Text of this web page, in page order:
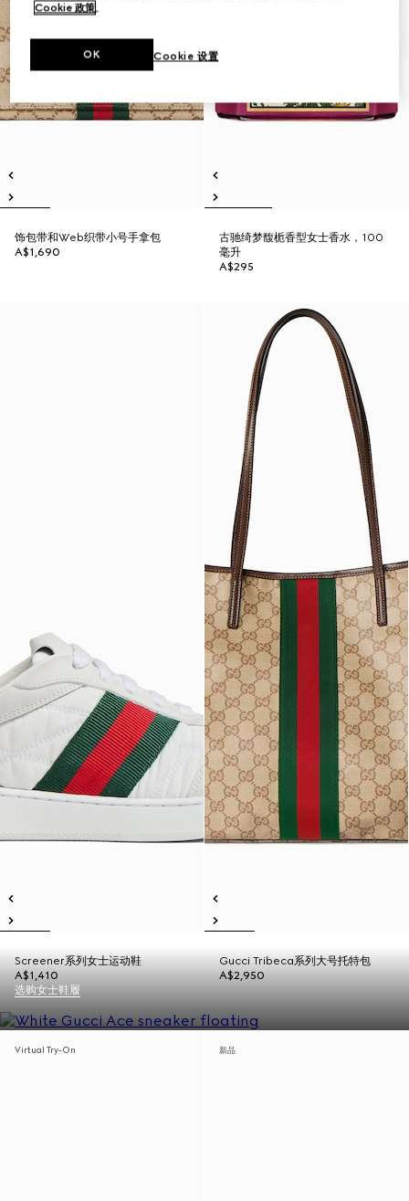
饰包带和Web织带小号手拿包
A$1,690
古驰绮梦馥栀香型女士香水，100
毫升
A$295
Screener系列女士运动鞋
A$1,410
Gucci Tribeca系列大号托特包
A$2,950
选购女士鞋履
Virtual Try-On 新品
Cookie 政策。
Cookie 设置
OK